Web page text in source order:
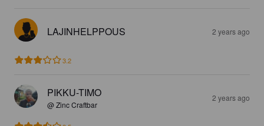
LAJINHELPPOUS 2 years ago
3.2
PIKKU-TIMO
@ Zinc Craftbar
2 years ago